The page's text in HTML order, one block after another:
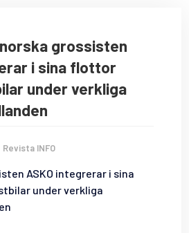
grossisten
i sina flottor
under verkliga
Revista INFO
ASKO integrerar i sina
under verkliga